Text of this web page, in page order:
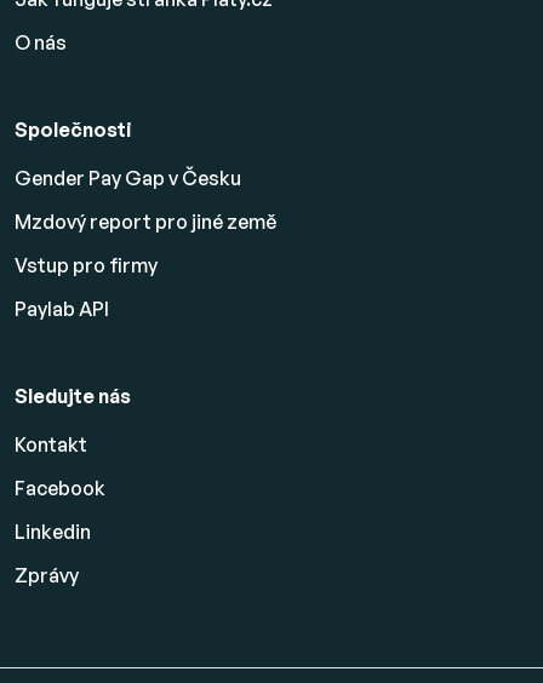
O nás
Společnosti
Gender Pay Gap v Česku
Mzdový report pro jiné země
Vstup pro firmy
Paylab API
Sledujte nás
Kontakt
Facebook
Linkedin
Zprávy